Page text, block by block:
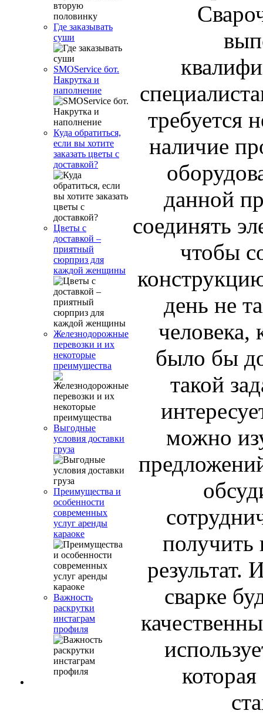
Где заказывать
суши
SMOService бот.
Накрутка и
наполнение
Куда обратиться,
если вы хотите
заказать цветы с
доставкой?
Цветы с
доставкой –
приятный
сюрприз для
каждой женщины
Железнодорожные
перевозки и их
некоторые
преимущества
Выгодные
условия доставки
груза
Преимущества и
особенности
современных
услуг аренды
караоке
Важность
раскрутки
инстаграм
профиля
требуется
наличие
данной
соединять
чтобы
день не
было бы
такой
можно
результат.
сварке